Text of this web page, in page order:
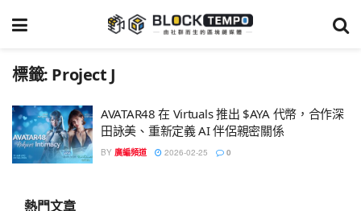
標籤: Project J
AVATAR48 在 Virtuals 推出 $AYA 代幣，合作深
田詠美、重新定義 AI 伴侶親密關係
BY 廣編頻道 2026-02-25 0
熱門文章